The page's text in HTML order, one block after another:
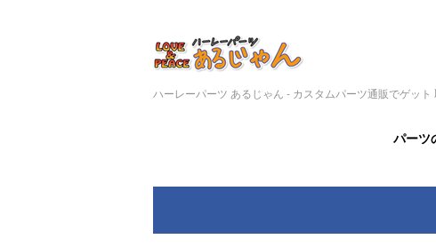
ハーレーパーツ あるじゃん - カスタムパーツ通販でゲット
パーツ